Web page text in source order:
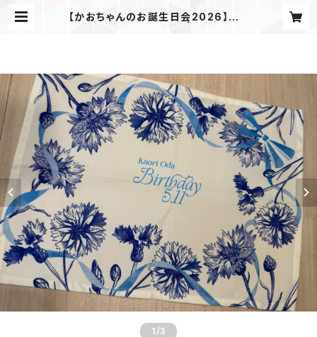
【かおちゃんのお誕生日会2026】オリ
1 /3